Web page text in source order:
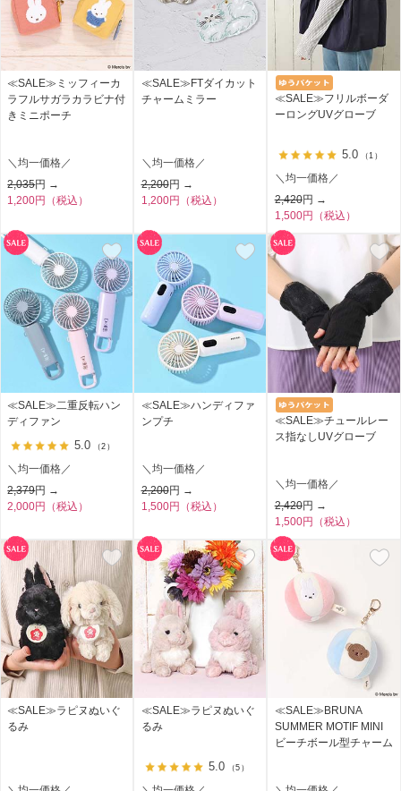
≪SALE≫ミッフィーカ
ラフルサガラカラビナ付
きミニポーチ
＼均一価格／
2,035円 →
1,200円（税込）
≪SALE≫FTダイカット
チャームミラー
＼均一価格／
2,200円 →
1,200円（税込）
≪SALE≫フリルボーダ
ーロングUVグローブ
5.0 （1）
＼均一価格／
2,420円 →
1,500円（税込）
≪SALE≫二重反転ハン
ディファン
5.0 （2）
＼均一価格／
2,379円 →
2,000円（税込）
≪SALE≫ハンディファ
ンプチ
＼均一価格／
2,200円 →
1,500円（税込）
≪SALE≫チュールレー
ス指なしUVグローブ
＼均一価格／
2,420円 →
1,500円（税込）
≪SALE≫ラピヌぬいぐ
るみ
≪SALE≫ラピヌぬいぐ
るみ
5.0 （5）
≪SALE≫BRUNA
SUMMER MOTIF MINI
ビーチボール型チャーム